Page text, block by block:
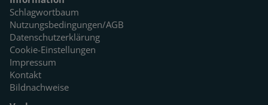
Schlagwortbaum
Nutzungsbedingungen/AGB
Datenschutzerklärung
Cookie-Einstellungen
Impressum
Kontakt
Bildnachweise